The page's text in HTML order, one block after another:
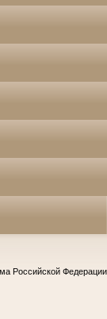
Российской